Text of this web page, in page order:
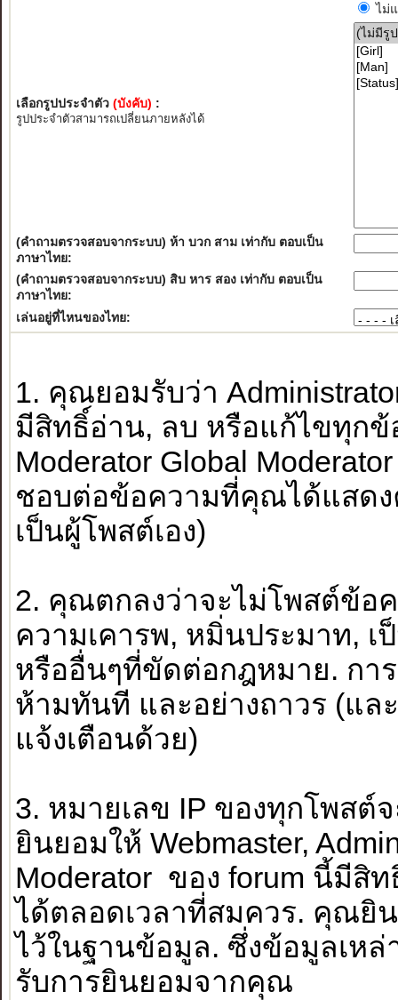
ไม่
เลือกรูปประจำตัว (บังคับ) :
รูปประจำตัวสามารถเปลี่ยนภายหลังได้
(คำถามตรวจสอบจากระบบ) ห้า บวก สาม เท่ากับ ตอบเป็น
ภาษาไทย:
(คำถามตรวจสอบจากระบบ) สิบ หาร สอง เท่ากับ ตอบเป็น
ภาษาไทย:
เล่นอยู่ที่ไหนของไทย:
1. คุณยอมรับว่า
มีสิทธิ์อ่าน, ลบ หรือแก้ไขทุกข้
Moderator Global
ชอบต่อข้อความที่คุณได้แสดง
เป็นผู้โพสต์เอง)
2. คุณตกลงว่าจะไม่โพสต์ข้อ
ความเคารพ, หมิ่นประมาท, เ
หรืออื่นๆที่ขัดต่อกฎหมาย. กา
ห้ามทันที และอย่างถาวร (แล
แจ้งเตือนด้วย)
3. หมายเลข IP ของทุกโพสต์
ยินยอมให้ Webmaster,
Moderator ของ forum นี้มีสิ
ได้ตลอดเวลาที่สมควร. คุณยิ
ไว้ในฐานข้อมูล. ซึ่งข้อมูลเหล่
รับการยินยอมจากคุณ